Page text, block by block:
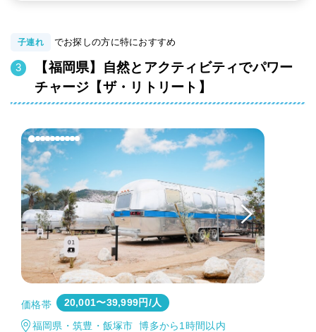
子連れ でお探しの方に特におすすめ
【福岡県】自然とアクティビティでパワー
チャージ【ザ・リトリート】
価格帯 20,001〜39,999円/人
福岡県・筑豊・飯塚市 博多から1時間以内